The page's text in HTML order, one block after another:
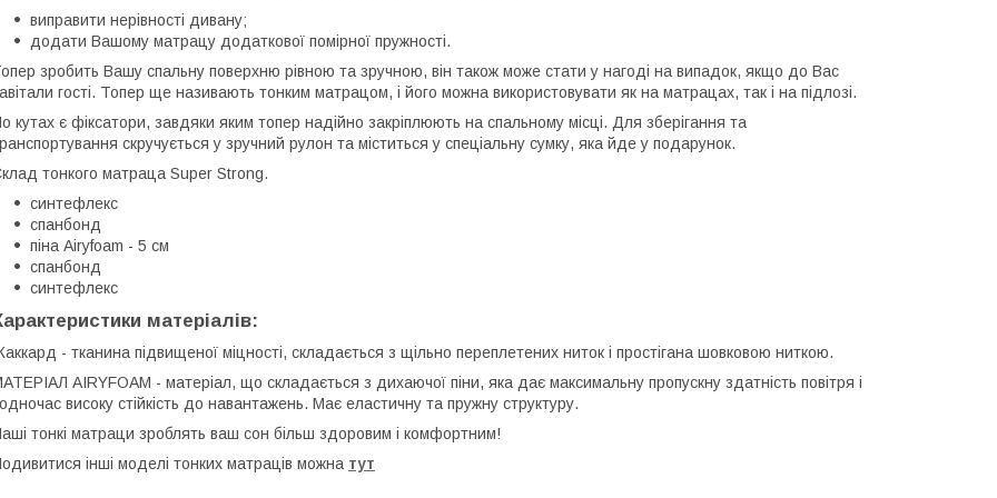
виправити нерівності дивану;
додати Вашому матрацу додаткової помірної пружності.
зробить Вашу спальну поверхню рівною та зручною, він також може стати у нагоді на випадок, якщо до Вас
гості. Топер ще називають тонким матрацом, і його можна використовувати як на матрацах, так і на підлозі.
кутах є фіксатори, завдяки яким топер надійно закріплюють на спальному місці. Для зберігання та
скручується у зручний рулон та міститься у спеціальну сумку, яка йде у подарунок.
тонкого матраца Super Strong.
синтефлекс
спанбонд
піна Airyfoam - 5 см
спанбонд
синтефлекс
матеріалів:
- тканина підвищеної міцності, складається з щільно переплетених ниток і простігана шовковою ниткою.
AIRYFOAM - матеріал, що складається з дихаючої піни, яка дає максимальну пропускну здатність повітря і
високу стійкість до навантажень. Має еластичну та пружну структуру.
тонкі матраци зроблять ваш сон більш здоровим і комфортним!
інші моделі тонких матраців можна тут